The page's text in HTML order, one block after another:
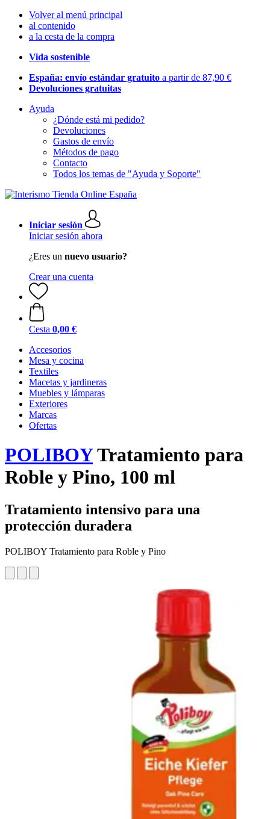
Volver al menú principal
al contenido
a la cesta de la compra
Vida sostenible
España: envío estándar gratuito a partir de 87,90 €
Devoluciones gratuitas
Ayuda
¿Dónde está mi pedido?
Devoluciones
Gastos de envío
Métodos de pago
Contacto
Todos los temas de "Ayuda y Soporte"
Iniciar sesión
Iniciar sesión ahora
¿Eres un nuevo usuario?
Crear una cuenta
Cesta 0,00 €
Accesorios
Mesa y cocina
Textiles
Macetas y jardineras
Muebles y lámparas
Exteriores
Marcas
Ofertas
POLIBOYTratamiento para
Roble y Pino, 100 ml
Tratamiento intensivo para una
protección duradera
POLIBOY Tratamiento para Roble y Pino